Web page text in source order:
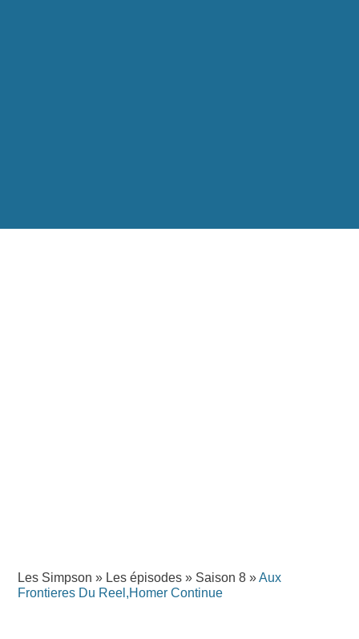
Les Simpson » Les épisodes » Saison 8 »Aux
Frontieres Du Reel,Homer Continue